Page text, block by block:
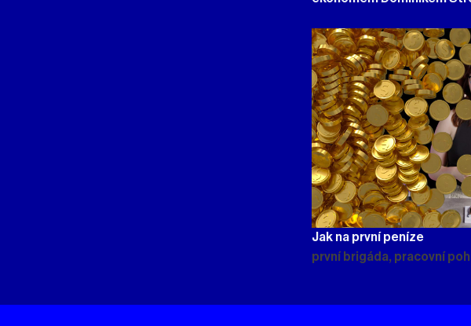
Jak na první peníze
první brigáda, pracovní